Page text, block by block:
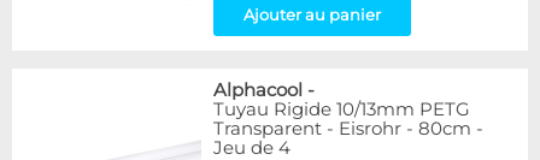
Ajouter au panier
Alphacool -
Tuyau Rigide 10/13mm PETG
Transparent - Eisrohr - 80cm -
Jeu de 4